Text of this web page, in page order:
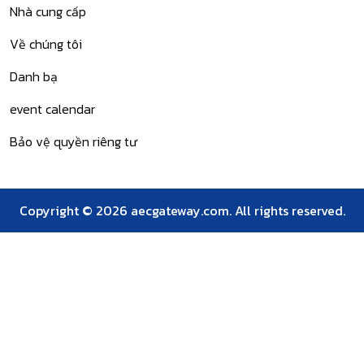
Nhà cung cấp
Về chúng tôi
Danh bạ
event calendar
Bảo vệ quyền riêng tư
Copyright © 2026 aecgateway.com. All rights reserved.